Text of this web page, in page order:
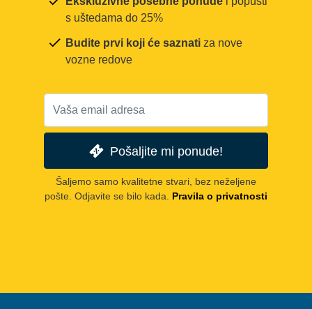
s uštedama do 25%
Budite prvi koji će saznati za nove
vozne redove
Pošaljite mi ponude!
Šaljemo samo kvalitetne stvari, bez neželjene
pošte. Odjavite se bilo kada.
Pravila o privatnosti